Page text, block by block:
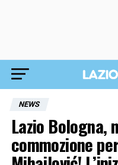
NEWS
Lazio
commozione